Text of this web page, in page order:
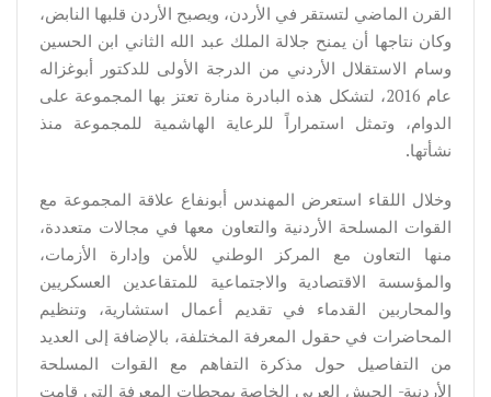
القرن الماضي لتستقر في الأردن، ويصبح الأردن قلبها النابض،
وكان نتاجها أن يمنح جلالة الملك عبد الله الثاني ابن الحسين
وسام الاستقلال الأردني من الدرجة الأولى للدكتور أبوغزاله
عام 2016، لتشكل هذه البادرة منارة تعتز بها المجموعة على
الدوام، وتمثل استمراراً للرعاية الهاشمية للمجموعة منذ
نشأتها.
وخلال اللقاء استعرض المهندس أبونفاع علاقة المجموعة مع
القوات المسلحة الأردنية والتعاون معها في مجالات متعددة،
منها التعاون مع المركز الوطني للأمن وإدارة الأزمات،
والمؤسسة الاقتصادية والاجتماعية للمتقاعدين العسكريين
والمحاربين القدماء في تقديم أعمال استشارية، وتنظيم
المحاضرات في حقول المعرفة المختلفة، بالإضافة إلى العديد
من التفاصيل حول مذكرة التفاهم مع القوات المسلحة
الأردنية- الجيش العربي الخاصة بمحطات المعرفة التي قامت